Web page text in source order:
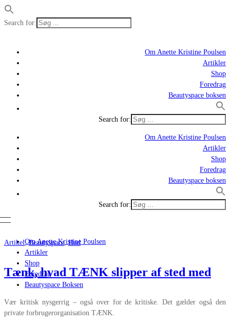
Search for:
Om Anette Kristine Poulsen
Artikler
Shop
Foredrag
Beautyspace boksen
Search for:
Om Anette Kristine Poulsen
Artikler
Shop
Foredrag
Beautyspace boksen
Search for:
Om Anette Kristine Poulsen
Artikler
Shop
Foredrag
Beautyspace Boksen
Artikel,Beautyspace,Hud
Tænk, hvad TÆNK slipper af sted med
Vær kritisk nysgerrig – også over for de kritiske. Det gælder også den
private forbrugerorganisation TÆNK.